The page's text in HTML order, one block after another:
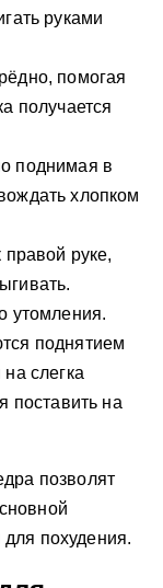
руками
помогая
получается
поднимая в
хлопком
правой руке,
утомления.
поднятием
слегка
поставить на
позволят
похудения.